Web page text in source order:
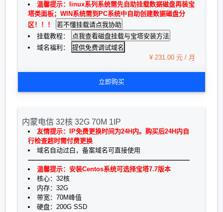
温馨提示：linux系列系统需先自助挂载数据磁盘再装宝
塔类面板；WIN系统需到PC系统中自助创建数据磁盘分
区！！！
挂载教程：
域名福利：
提供免费调试域名
¥ 231.00 元 / 月
立即购买
内蒙电信 32核 32G 70M 1IP
友情提示：IP免费更换时间为24H内。购买后24H内自
行检查超时需付费更换
域名自动过白，备案域名可直接使用
—————————————————————————
温馨提示：安装Centos系统可选择宝塔7.7版本
核心：32核
内存：32G
带宽：70M峰值
硬盘：200G SSD